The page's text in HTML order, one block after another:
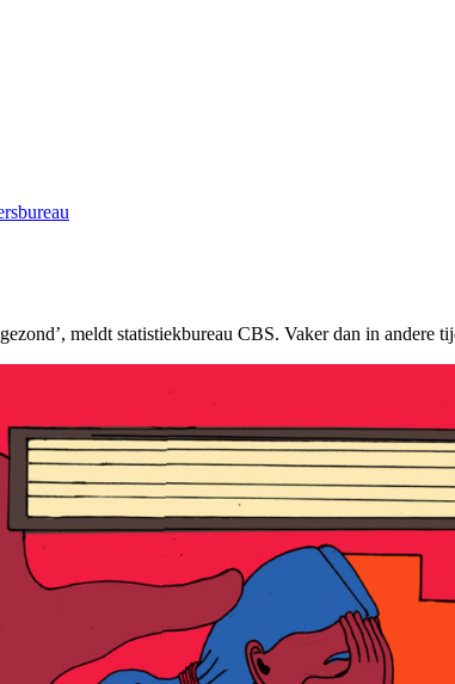
meldt statistiekbureau CBS. Vaker dan in andere